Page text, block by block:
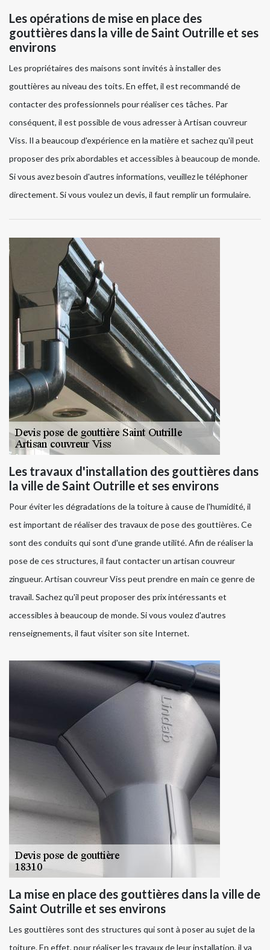
Les opérations de mise en place des
gouttières dans la ville de Saint Outrille et ses
environs
Les propriétaires des maisons sont invités à installer des
gouttières au niveau des toits. En effet, il est recommandé de
contacter des professionnels pour réaliser ces tâches. Par
conséquent, il est possible de vous adresser à Artisan couvreur
Viss. Il a beaucoup d'expérience en la matière et sachez qu'il peut
proposer des prix abordables et accessibles à beaucoup de monde.
Si vous avez besoin d'autres informations, veuillez le téléphoner
directement. Si vous voulez un devis, il faut remplir un formulaire.
Les travaux d'installation des gouttières dans
la ville de Saint Outrille et ses environs
Pour éviter les dégradations de la toiture à cause de l'humidité, il
est important de réaliser des travaux de pose des gouttières. Ce
sont des conduits qui sont d'une grande utilité. Afin de réaliser la
pose de ces structures, il faut contacter un artisan couvreur
zingueur. Artisan couvreur Viss peut prendre en main ce genre de
travail. Sachez qu'il peut proposer des prix intéressants et
accessibles à beaucoup de monde. Si vous voulez d'autres
renseignements, il faut visiter son site Internet.
La mise en place des gouttières dans la ville de
Saint Outrille et ses environs
Les gouttières sont des structures qui sont à poser au sujet de la
toiture. En effet, pour réaliser les travaux de leur installation, il va